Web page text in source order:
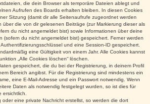
die dein Browser als temporäre Dateien ablegt und
Aufrufen des Boards erhalten bleiben. In diesen Cookies
Sitzung (damit dir alle Seitenaufrufe zugeordnet werden
über die von dir gelesenen Beiträge (zur Markierung dieser als
du nicht angemeldet bist) sowie Informationen über deine
(sofern du nicht angemeldet bist) gespeichert. Ferner werden
und eine Session-ID gespeichert.
eine Gültigkeit von einem Jahr. Alle Cookies kannst
„Alle Cookies löschen“ löschen.
gespeichert, die du bei der Registrierung, in deinem Profil
Bereich angibst. Für die Registrierung sind mindestens ein
eine E-Mail-Adresse und ein Passwort notwendig. Wenn
Daten als notwendig festgelegt wurden, so ist dies für
ersichtlich.
oder eine private Nachricht erstellst, so werden die dort